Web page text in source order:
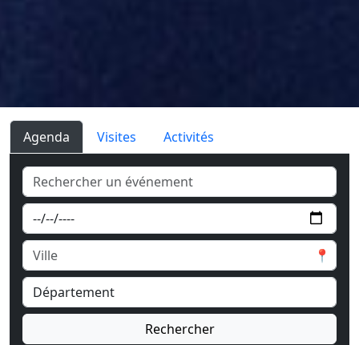
Agenda Visites Activités
📍
Rechercher